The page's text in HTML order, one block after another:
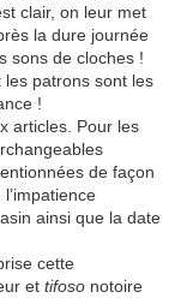
clair, on leur met
la dure journée
sons de cloches !
les patrons sont les
!
articles. Pour les
de façon
ainsi que la date
cette
et tifoso notoire